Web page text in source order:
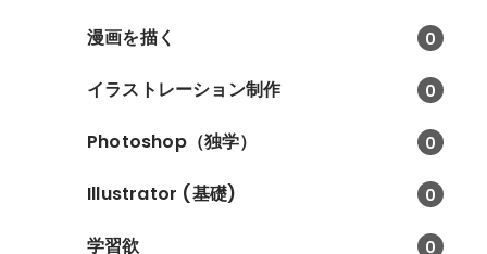
漫画を描く 0
イラストレーション制作 0
Photoshop（独学） 0
Illustrator (基礎) 0
学習欲 0